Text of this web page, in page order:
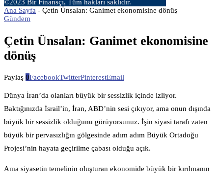
©2023 Bir Finansçı, Tüm hakları saklıdır.
Ana Sayfa - Çetin Ünsalan: Ganimet ekonomisine dönüş
Gündem
Çetin Ünsalan: Ganimet ekonomisine
dönüş
Paylaş 0FacebookTwitterPinterestEmail
Dünya İran’da olanları büyük bir sessizlik içinde izliyor.
Baktığınızda İsrail’in, İran, ABD’nin sesi çıkıyor, ama onun dışında
büyük bir sessizlik olduğunu görüyorsunuz. İşin siyasi tarafı zaten
büyük bir pervasızlığın gölgesinde adım adım Büyük Ortadoğu
Projesi’nin hayata geçirilme çabası olduğu açık.
Ama siyasetin temelinin oluşturan ekonomide büyük bir kırılmanın